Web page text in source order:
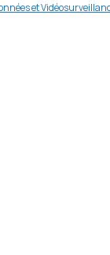
et